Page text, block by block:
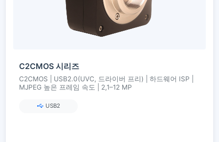
C2CMOS 시리즈
C2CMOS | USB2.0(UVC, 드라이버 프리) | 하드웨어 ISP |
MJPEG 높은 프레임 속도 | 2,1–12 MP
USB2